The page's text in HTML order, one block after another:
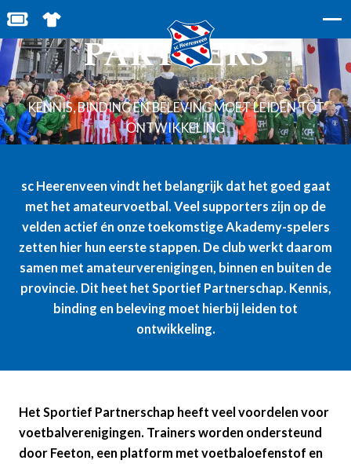
BESTEL JOUW TICKETS
SHOP IN DE FEANSTORE
SPORTIEF
PARTNERS
KENNIS, BINDING EN BELEVING MOET LEIDEN TOT
ONTWIKKELING
sc Heerenveen vindt het belangrijk dat het goed gaat
met het amateurvoetbal. Veel supporters zijn op de
velden actief én onze toekomstige Akademy-spelers
zetten hier hun eerste stappen. De club werkt daarom
samen met amateurverenigingen, binnen en buiten de
provincie. Dit heet het Sportief Partnerschap. Kennis,
binding en beleving moet hierbij leiden tot
ontwikkeling.
Het Sportief Partnerschap heeft veel voordelen voor
voetbalverenigingen. Trainers worden ondersteund
door Feeton, een platform met voetbaloefenstof en